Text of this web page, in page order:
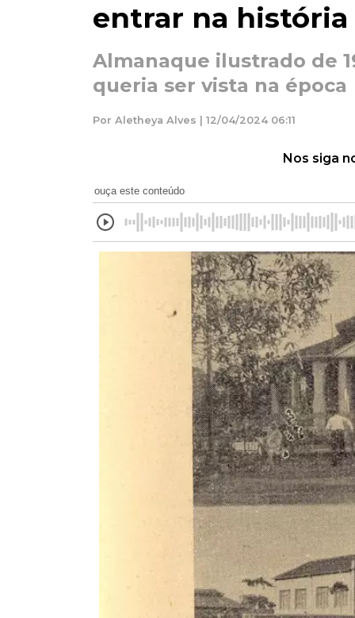
entrar na história
Almanaque ilustrado de
queria ser vista na época
Por Aletheya Alves | 12/04/2024 06:11
Nos siga
ouça este conteúdo